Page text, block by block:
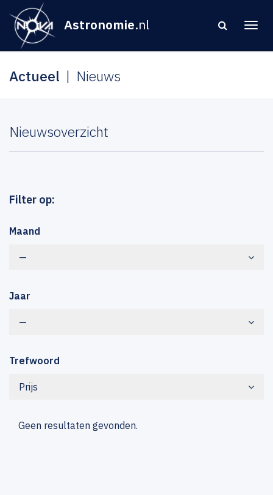
Astronomie.nl
Actueel Nieuws
Nieuwsoverzicht
Filter op:
Maand
—
Jaar
—
Trefwoord
Prijs
Geen resultaten gevonden.